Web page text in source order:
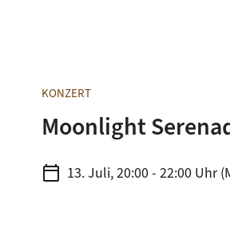
KONZERT
Moonlight
calendar_today 13. Juli, 20:00 - 22:00 Uhr